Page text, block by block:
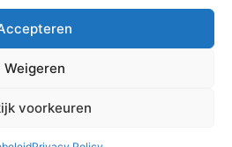
Weigeren
voorkeuren
mail adres in om het
te
Versturen